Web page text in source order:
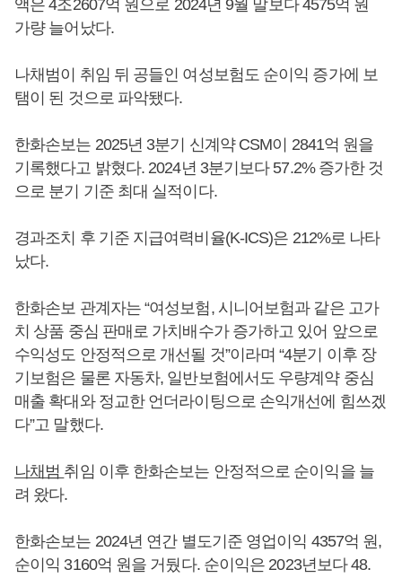
액은 4조2607억 원으로 2024년 9월 말보다 4575억 원
가량 늘어났다.
나채범이 취임 뒤 공들인 여성보험도 순이익 증가에 보
탬이 된 것으로 파악됐다.
한화손보는 2025년 3분기 신계약 CSM이 2841억 원을
기록했다고 밝혔다. 2024년 3분기보다 57.2% 증가한 것
으로 분기 기준 최대 실적이다.
경과조치 후 기준 지급여력비율(K-ICS)은 212%로 나타
났다.
한화손보 관계자는 “여성보험, 시니어보험과 같은 고가
치 상품 중심 판매로 가치배수가 증가하고 있어 앞으로
수익성도 안정적으로 개선될 것”이라며 “4분기 이후 장
기보험은 물론 자동차, 일반보험에서도 우량계약 중심
매출 확대와 정교한 언더라이팅으로 손익개선에 힘쓰겠
다”고 말했다.
나채범 취임 이후 한화손보는 안정적으로 순이익을 늘
려 왔다.
한화손보는 2024년 연간 별도기준 영업이익 4357억 원,
순이익 3160억 원을 거뒀다. 순이익은 2023년보다 48.